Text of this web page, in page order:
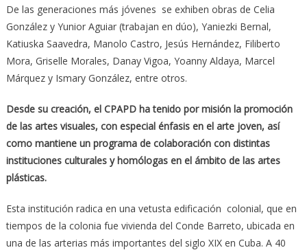
De las generaciones más jóvenes se exhiben obras de Celia
González y Yunior Aguiar (trabajan en dúo), Yaniezki Bernal,
Katiuska Saavedra, Manolo Castro, Jesús Hernández, Filiberto
Mora, Griselle Morales, Danay Vigoa, Yoanny Aldaya, Marcel
Márquez y Ismary González, entre otros.
Desde su creación, el CPAPD ha tenido por misión la promoción
de las artes visuales, con especial énfasis en el arte joven, así
como mantiene un programa de colaboración con distintas
instituciones culturales y homólogas en el ámbito de las artes
plásticas.
Esta institución radica en una vetusta edificación colonial, que en
tiempos de la colonia fue vivienda del Conde Barreto, ubicada en
una de las arterias más importantes del siglo XIX en Cuba. A 40